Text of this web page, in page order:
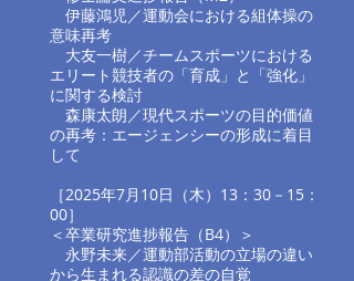
伊藤鴻児／運動会における組体操の
意味再考
大友一樹／チームスポーツにおける
エリート競技者の「育成」と「強化」
に関する検討
森康太朗／現代スポーツの目的価値
の再考：エージェンシーの形成に着目
して
［2025年7月10日（木）13：30－15：
00］
＜卒業研究進捗報告（B4）＞
永野未来／運動部活動の立場の違い
から生まれる認識の差の自覚